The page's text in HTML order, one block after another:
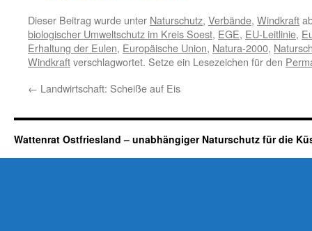
Dieser Beitrag wurde unter Naturschutz, Verbände, Windkraft
biologischer Umweltschutz im Kreis Soest, EGE, EU-Leitlinie,
Erhaltung der Eulen, Europäische Union, Natura-2000,
Windkraftverschlagwortet. Setze ein Lesezeichen für den
← Landwirtschaft: Scheiße auf Eis
Wattenrat Ostfriesland – unabhängiger Naturschutz für die